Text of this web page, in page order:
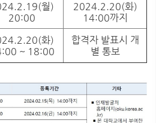
월)
20:00
2024.2.20(화)
14:00까지
화)
~ 18:00
합격자 발표시 개
별 통보